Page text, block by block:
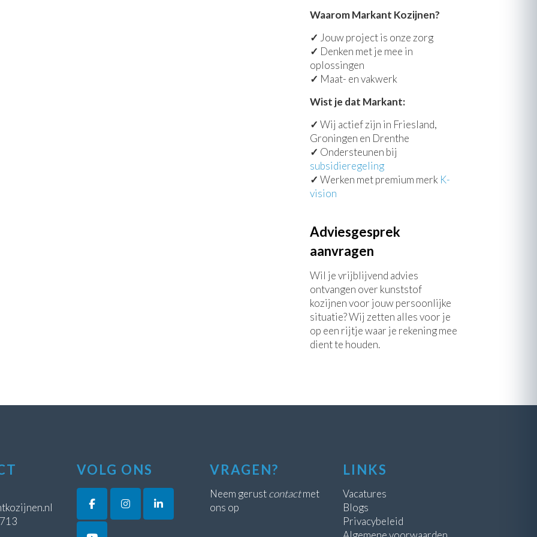
Waarom Markant Kozijnen?
✓ Jouw project is onze zorg
✓ Denken met je mee in
oplossingen
✓ Maat- en vakwerk
Wist je dat Markant:
✓ Wij actief zijn in Friesland,
Groningen en Drenthe
✓ Ondersteunen bij
subsidieregeling
✓ Werken met premium merk K-
vision
Adviesgesprek
aanvragen
Wil je vrijblijvend advies
ontvangen over kunststof
kozijnen voor jouw persoonlijke
situatie? Wij zetten alles voor je
op een rijtje waar je rekening mee
dient te houden.
VOLG ONS VRAGEN?
Neem gerustcontactmet
ons op
LINKS
Vacatures
Blogs
Privacybeleid